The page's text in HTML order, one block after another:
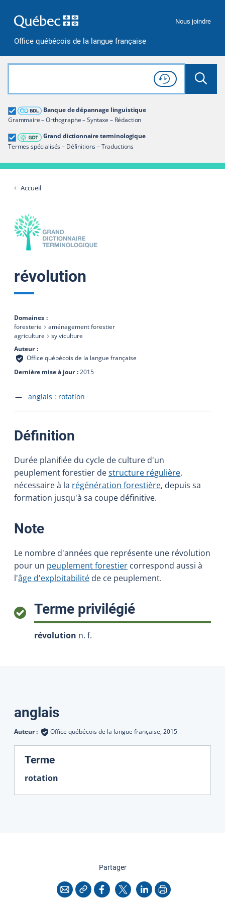
Office québécois de la langue française
Nous joindre
Rechercher dans tout le site
Lancer
Consulter l'
Historique
de recherche
Banque de dépannage linguistique
Grammaire – Orthographe – Syntaxe – Rédaction
Grand dictionnaire terminologique
Termes spécialisés – Définitions – Traductions
Grand dictionnaire terminologique
Restreindre aux termes
Accueil
révolution
Domaines
foresterie
aménagement forestier
agriculture
sylviculture
Auteur
Office québécois de la langue française
Dernière mise à jour 2015
Accéder à la fiche en
anglais : rotation
Définition
Durée planifiée du cycle de culture d'un
peuplement forestier destructure régulière,
nécessaire à la régénération forestière, depuis sa
formation jusqu'à sa coupe définitive.
Note:
Le nombre d'années que représente une révolution
pour un peuplement forestier correspond aussi à
l'âge d'exploitabilité de ce peuplement.
Terme privilégié:
révolution n. f.
Traductions
anglais
Auteur : Office québécois de la langue française, 2015
Terme:
rotation
Partagercette page
CourrielCopier l'adresse
Facebook
X LinkedInImprimer